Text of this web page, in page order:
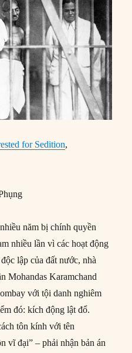
for Sedition,
năm bị chính quyền
nhiều lần vì các hoạt động
lập của đất nước, nhà
Mohandas Karamchand
với tội danh nghiêm
đó: kích động lật đổ.
tôn kính với tên
vĩ đại” – phải nhận bản án